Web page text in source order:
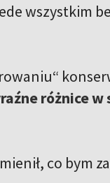
wszystkim
różnice
co bym